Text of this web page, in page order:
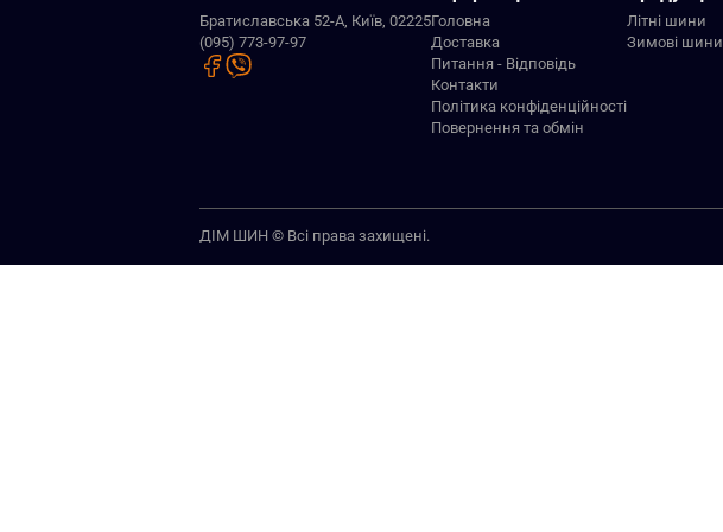
Братиславська 52-А, Київ, 02225
(095) 773-97-97
Головна
Доставка
Питання - Відповідь
Контакти
Політика конфіденційності
Повернення та обмін
Літні шини
Зимові шини
ДІМ ШИН © Всі права захищені.